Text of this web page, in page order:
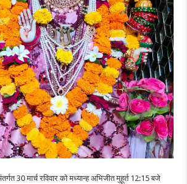
30 मार्च रविवार को मध्यान्ह अभिजीत मुहूर्त 12:15 बजे